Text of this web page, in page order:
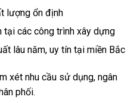
lượng ổn định
tại các công trình xây dựng
lâu năm, uy tín tại miền Bắc
xét nhu cầu sử dụng, ngân
phối.